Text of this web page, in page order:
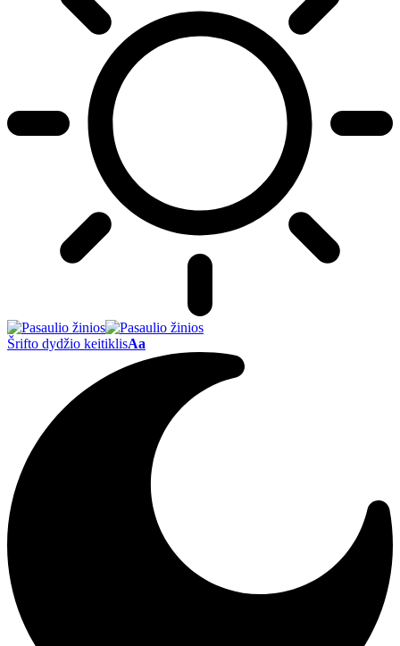
Šrifto dydžio keitiklisAa